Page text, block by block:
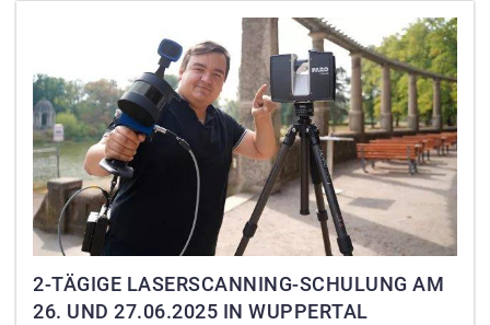
2-TÄGIGE LASERSCANNING-SCHULUNG AM
26. UND 27.06.2025 IN WUPPERTAL